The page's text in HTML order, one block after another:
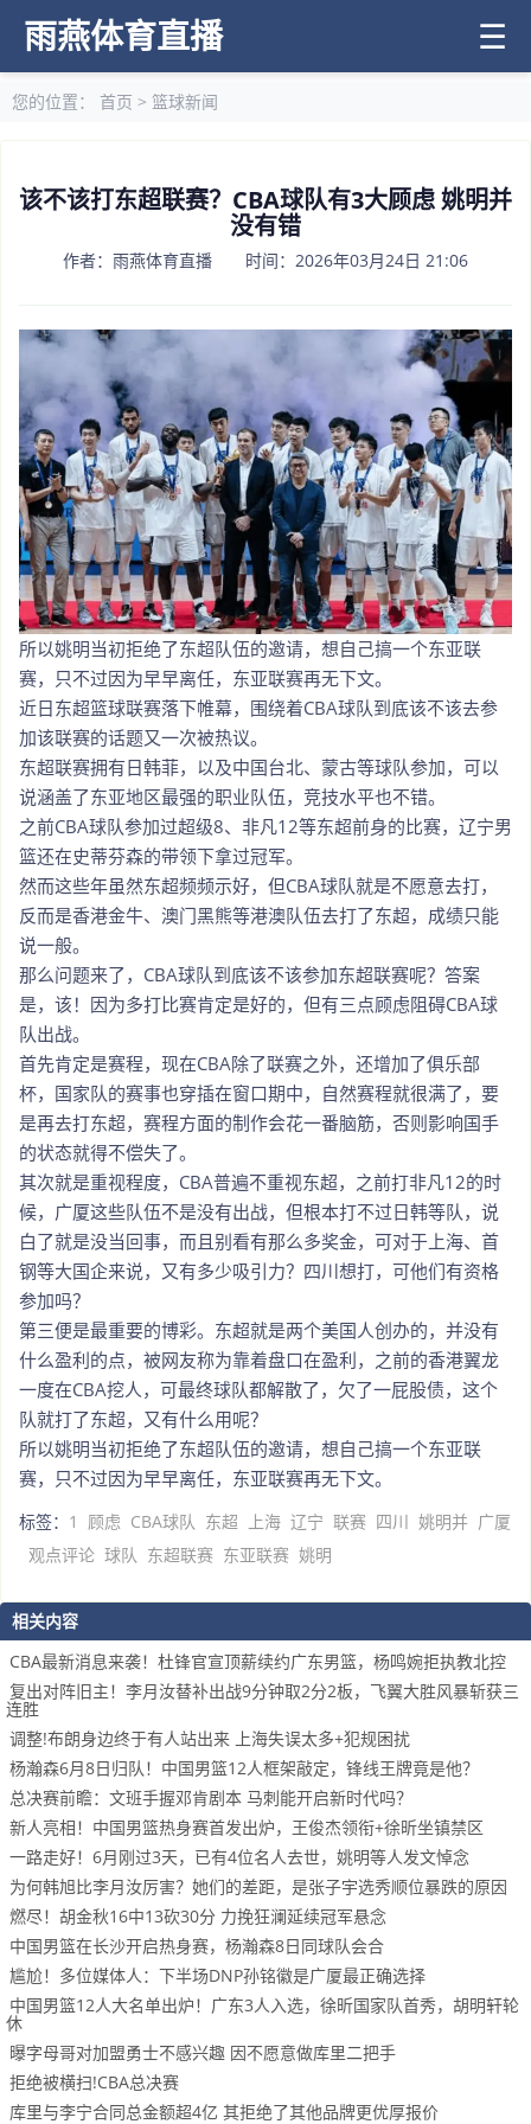
雨燕体育直播 ☰
您的位置： 首页 > 篮球新闻
该不该打东超联赛？CBA球队有3大顾虑 姚明并
没有错
作者：雨燕体育直播 时间：2026年03月24日 21:06
所以姚明当初拒绝了东超队伍的邀请，想自己搞一个东亚联
赛，只不过因为早早离任，东亚联赛再无下文。
近日东超篮球联赛落下帷幕，围绕着CBA球队到底该不该去参
加该联赛的话题又一次被热议。
东超联赛拥有日韩菲，以及中国台北、蒙古等球队参加，可以
说涵盖了东亚地区最强的职业队伍，竞技水平也不错。
之前CBA球队参加过超级8、非凡12等东超前身的比赛，辽宁男
篮还在史蒂芬森的带领下拿过冠军。
然而这些年虽然东超频频示好，但CBA球队就是不愿意去打，
反而是香港金牛、澳门黑熊等港澳队伍去打了东超，成绩只能
说一般。
那么问题来了，CBA球队到底该不该参加东超联赛呢？答案
是，该！因为多打比赛肯定是好的，但有三点顾虑阻碍CBA球
队出战。
首先肯定是赛程，现在CBA除了联赛之外，还增加了俱乐部
杯，国家队的赛事也穿插在窗口期中，自然赛程就很满了，要
是再去打东超，赛程方面的制作会花一番脑筋，否则影响国手
的状态就得不偿失了。
其次就是重视程度，CBA普遍不重视东超，之前打非凡12的时
候，广厦这些队伍不是没有出战，但根本打不过日韩等队，说
白了就是没当回事，而且别看有那么多奖金，可对于上海、首
钢等大国企来说，又有多少吸引力？四川想打，可他们有资格
参加吗？
第三便是最重要的博彩。东超就是两个美国人创办的，并没有
什么盈利的点，被网友称为靠着盘口在盈利，之前的香港翼龙
一度在CBA挖人，可最终球队都解散了，欠了一屁股债，这个
队就打了东超，又有什么用呢？
所以姚明当初拒绝了东超队伍的邀请，想自己搞一个东亚联
赛，只不过因为早早离任，东亚联赛再无下文。
标签： 1 顾虑 CBA球队 东超 上海 辽宁 联赛 四川 姚明并 广厦
观点评论 球队 东超联赛 东亚联赛 姚明
相关内容
CBA最新消息来袭！杜锋官宣顶薪续约广东男篮，杨鸣婉拒执教北控
复出对阵旧主！李月汝替补出战9分钟取2分2板，飞翼大胜风暴斩获三
连胜
调整!布朗身边终于有人站出来 上海失误太多+犯规困扰
杨瀚森6月8日归队！中国男篮12人框架敲定，锋线王牌竟是他？
总决赛前瞻：文班手握邓肯剧本 马刺能开启新时代吗？
新人亮相！中国男篮热身赛首发出炉，王俊杰领衔+徐昕坐镇禁区
一路走好！6月刚过3天，已有4位名人去世，姚明等人发文悼念
为何韩旭比李月汝厉害？她们的差距，是张子宇选秀顺位暴跌的原因
燃尽！胡金秋16中13砍30分 力挽狂澜延续冠军悬念
中国男篮在长沙开启热身赛，杨瀚森8日同球队会合
尴尬！多位媒体人：下半场DNP孙铭徽是广厦最正确选择
中国男篮12人大名单出炉！广东3人入选，徐昕国家队首秀，胡明轩轮
休
曝字母哥对加盟勇士不感兴趣 因不愿意做库里二把手
拒绝被横扫!CBA总决赛
库里与李宁合同总金额超4亿 其拒绝了其他品牌更优厚报价